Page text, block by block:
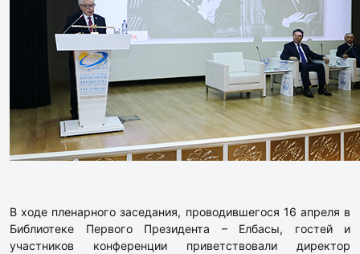
В ходе пленарного заседания, проводившегося 16 апреля в
Библиотеке Первого Президента – Елбасы, гостей и
участников конференции приветствовали директор